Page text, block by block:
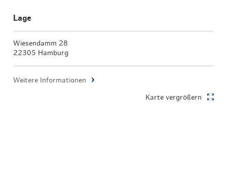
Lage
Wiesendamm 28
22305 Hamburg
Weitere Informationen
Karte vergrößern